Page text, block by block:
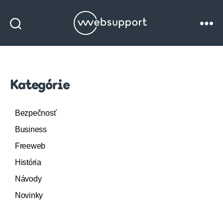
Websupport
Kategórie
Bezpečnosť
Business
Freeweb
História
Návody
Novinky